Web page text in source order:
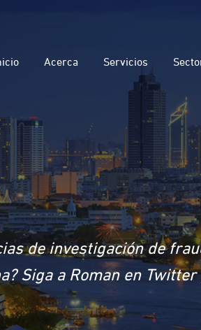
Acerca Servicios
de investigación de
Siga a Roman en